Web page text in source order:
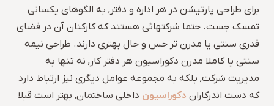
برای طراحی پارتیشن در هر اداره و دفتر, به الگوهای یکسانی
تمسک جست. حتما شرکتهائی هستند که کارکنان آن در فضای
قدری سنتی یا مدرن تر حس و حال بهتری دارند. طراحی نیمه
سنتی یا کاملا مدرن دکوراسیون هر دفتر کار, نه تنها به
مدیریت شرکت, بلکه به مجموعه عوامل دیگری نیز ارتباط دارد
که دست اندرکاران دکوراسیون داخلی ساختمان, بهتر است قبلا